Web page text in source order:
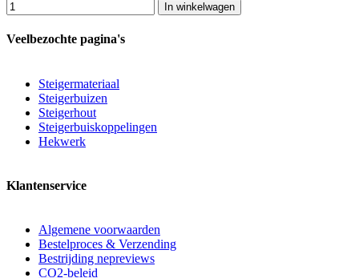
In winkelwagen
Veelbezochte pagina's
Steigermateriaal
Steigerbuizen
Steigerhout
Steigerbuiskoppelingen
Hekwerk
Klantenservice
Algemene voorwaarden
Bestelproces & Verzending
Bestrijding nepreviews
CO2-beleid